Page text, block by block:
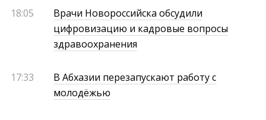
18:05
Врачи Новороссийска обсудили
цифровизацию и кадровые вопросы
здравоохранения
17:33
В Абхазии перезапускают работу с
молодёжью